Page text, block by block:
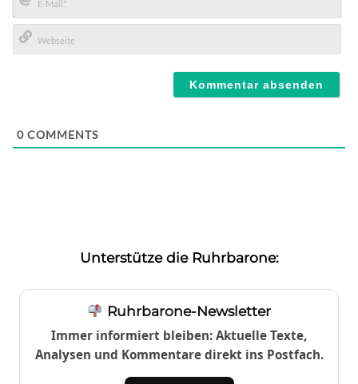
E-
Mail*
0 COMMENTS
Unterstütze die Ruhrbarone:
Ruhrbarone-Newsletter
Immer informiert bleiben: Aktuelle Texte,
Analysen und Kommentare direkt ins Postfach.